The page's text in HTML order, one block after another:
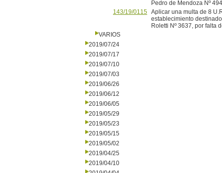
Pedro de Mendoza Nº
143/19/0115 Aplicar una multa de 8
establecimiento
Roletti Nº 3637, por falta
VARIOS
2019/07/24
2019/07/17
2019/07/10
2019/07/03
2019/06/26
2019/06/12
2019/06/05
2019/05/29
2019/05/23
2019/05/15
2019/05/02
2019/04/25
2019/04/10